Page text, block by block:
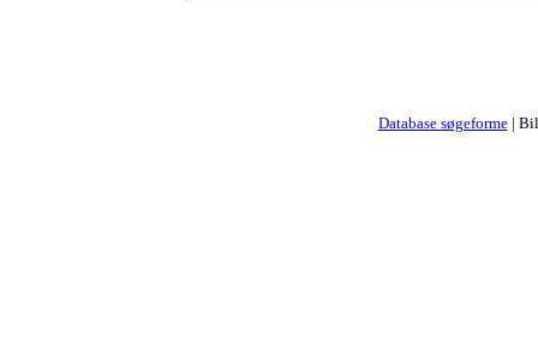
Database søgeforme|